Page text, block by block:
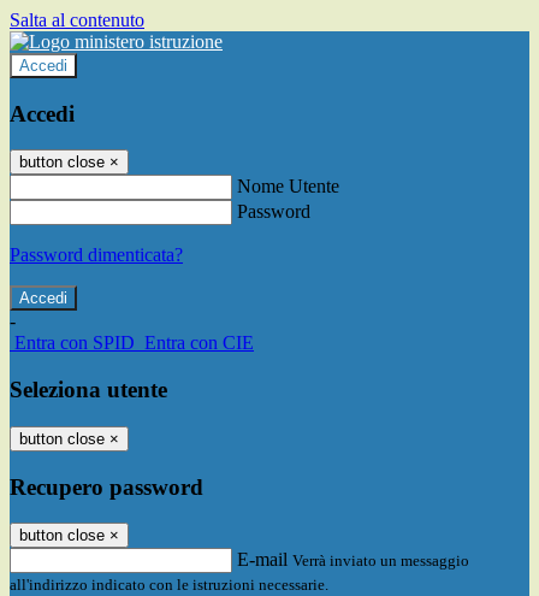
Salta al contenuto
Accedi
Accedi
button close ×
Nome Utente
Password
Password dimenticata?
-
Entra con SPID Entra con CIE
Seleziona utente
button close ×
Recupero password
button close ×
E-mail Verrà inviato un messaggio
all'indirizzo indicato con le istruzioni necessarie.